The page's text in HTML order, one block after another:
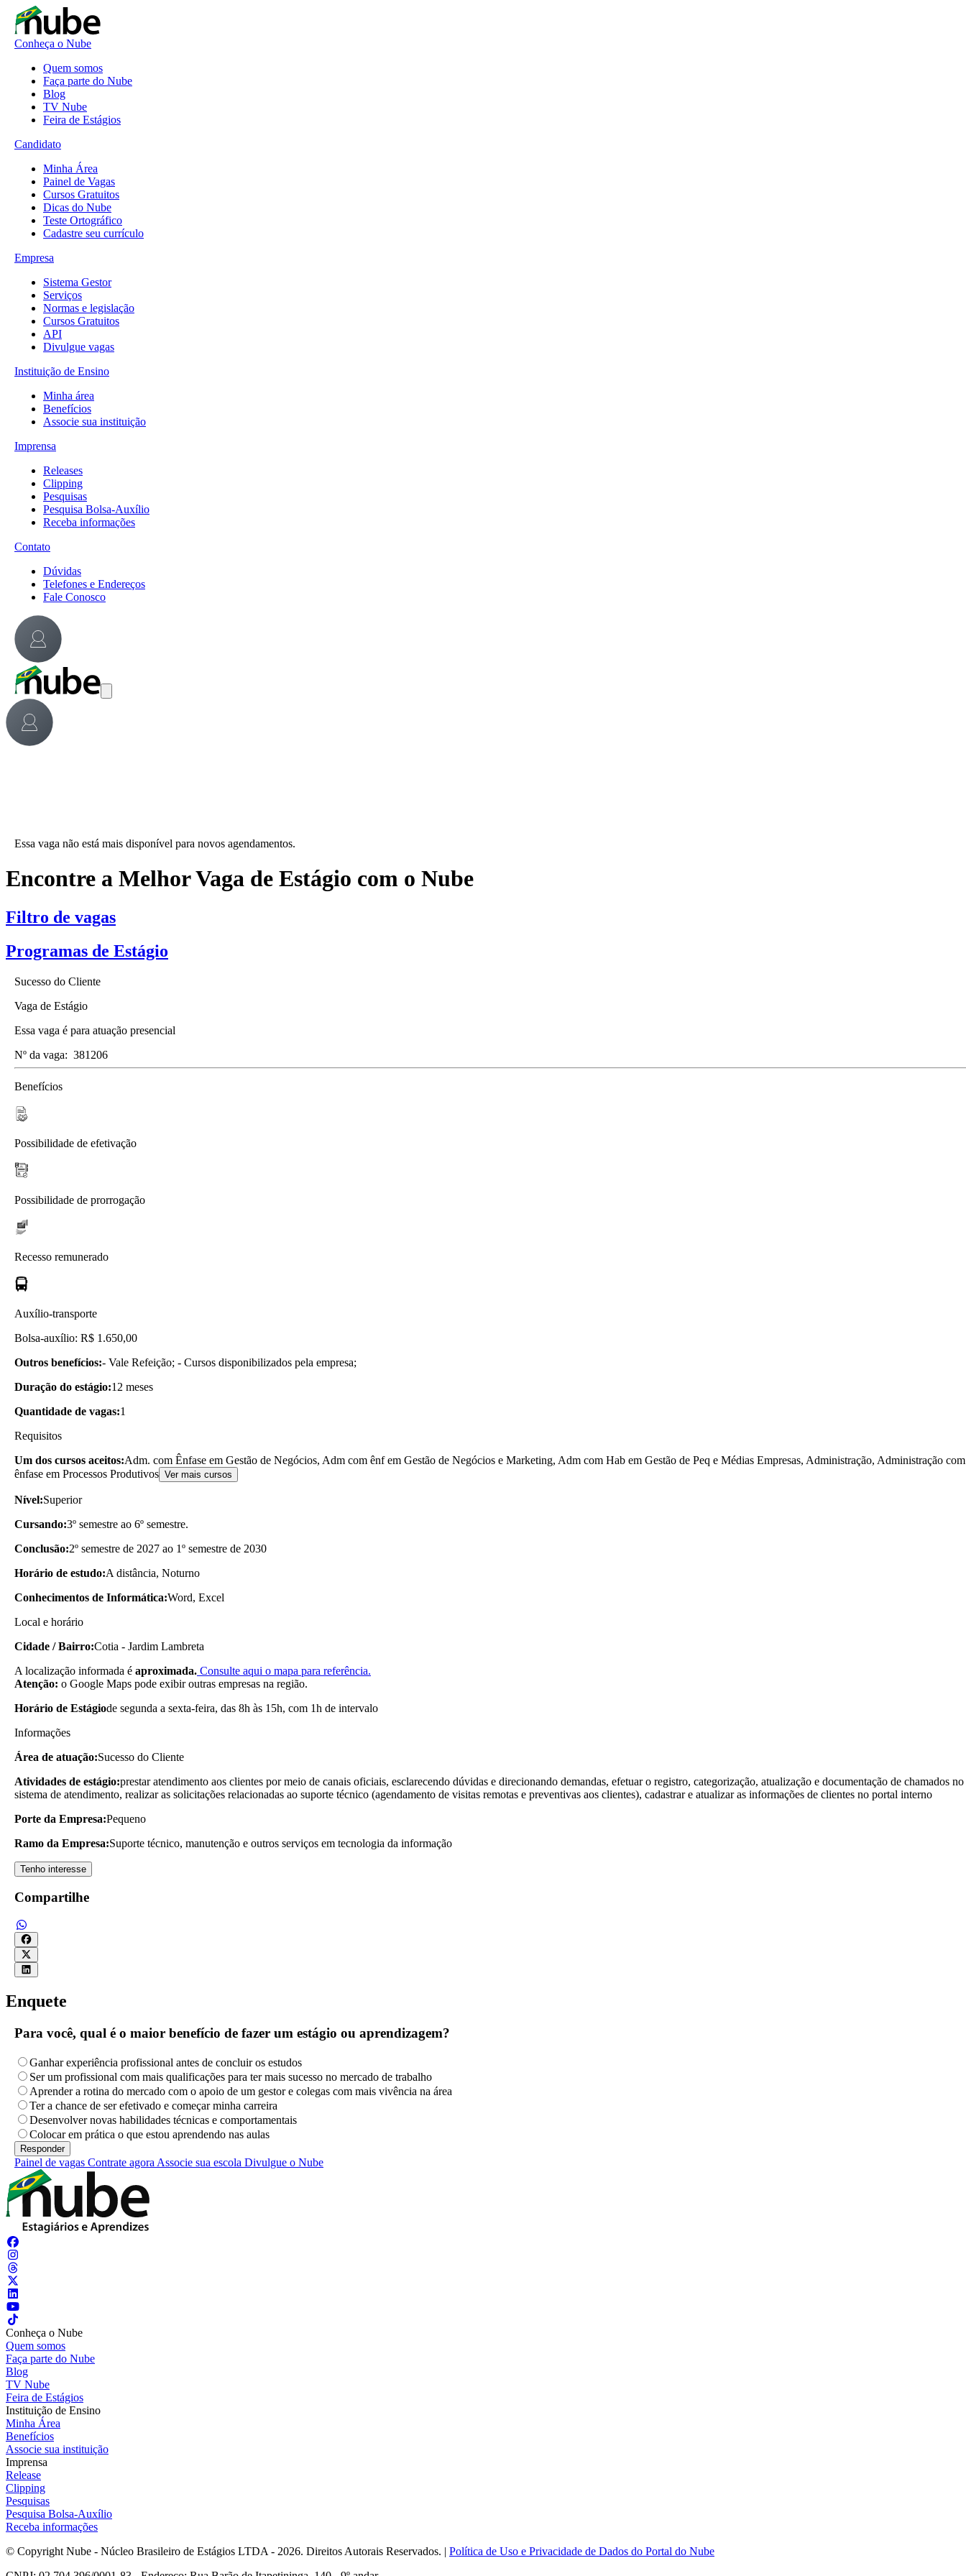
Conheça o Nube
Quem somos
Faça parte do Nube
Blog
TV Nube
Feira de Estágios
Candidato
Minha Área
Painel de Vagas
Cursos Gratuitos
Dicas do Nube
Teste Ortográfico
Cadastre seu currículo
Empresa
Sistema Gestor
Serviços
Normas e legislação
Cursos Gratuitos
API
Divulgue vagas
Instituição de Ensino
Minha área
Benefícios
Associe sua instituição
Imprensa
Releases
Clipping
Pesquisas
Pesquisa Bolsa-Auxílio
Receba informações
Contato
Dúvidas
Telefones e Endereços
Fale Conosco
Essa vaga não está mais disponível para novos agendamentos.
Encontre a Melhor Vaga de Estágio com o Nube
Filtro de vagas
Programas de Estágio
Sucesso do Cliente
Vaga de Estágio
Essa vaga é para atuação presencial
Nº da vaga: 381206
Benefícios
Possibilidade de efetivação
Possibilidade de prorrogação
Recesso remunerado
Auxílio-transporte
Bolsa-auxílio: R$ 1.650,00
Outros benefícios:- Vale Refeição; - Cursos disponibilizados pela empresa;
Duração do estágio:12 meses
Quantidade de vagas:1
Requisitos
Um dos cursos aceitos:Adm. com Ênfase em Gestão de Negócios, Adm com ênf em Gestão de Negócios e Marketing, Adm com Hab em Gestão de Peq e Médias Empresas, Administração, Administração com
ênfase em Processos Produtivos Ver mais cursos
Nível:Superior
Cursando:3º semestre ao 6º semestre.
Conclusão:2º semestre de 2027 ao 1º semestre de 2030
Horário de estudo:A distância, Noturno
Conhecimentos de Informática:Word, Excel
Local e horário
Cidade / Bairro:Cotia - Jardim Lambreta
A localização informada é aproximada. Consulte aqui o mapa para referência.
Atenção: o Google Maps pode exibir outras empresas na região.
Horário de Estágiode segunda a sexta-feira, das 8h às 15h, com 1h de intervalo
Informações
Área de atuação:Sucesso do Cliente
Atividades de estágio:prestar atendimento aos clientes por meio de canais oficiais, esclarecendo dúvidas e direcionando demandas, efetuar o registro, categorização, atualização e documentação de chamados no
sistema de atendimento, realizar as solicitações relacionadas ao suporte técnico (agendamento de visitas remotas e preventivas aos clientes), cadastrar e atualizar as informações de clientes no portal interno
Porte da Empresa:Pequeno
Ramo da Empresa:Suporte técnico, manutenção e outros serviços em tecnologia da informação
Tenho interesse
Compartilhe
Enquete
Para você, qual é o maior benefício de fazer um estágio ou aprendizagem?
Ganhar experiência profissional antes de concluir os estudos
Ser um profissional com mais qualificações para ter mais sucesso no mercado de trabalho
Aprender a rotina do mercado com o apoio de um gestor e colegas com mais vivência na área
Ter a chance de ser efetivado e começar minha carreira
Desenvolver novas habilidades técnicas e comportamentais
Colocar em prática o que estou aprendendo nas aulas
Painel de vagas Contrate agora Associe sua escola Divulgue o Nube
Conheça o Nube
Quem somos
Faça parte do Nube
Blog
TV Nube
Feira de Estágios
Instituição de Ensino
Minha Área
Benefícios
Associe sua instituição
Imprensa
Release
Clipping
Pesquisas
Pesquisa Bolsa-Auxílio
Receba informações
© Copyright Nube - Núcleo Brasileiro de Estágios LTDA - 2026. Direitos Autorais Reservados. | Política de Uso e Privacidade de Dados do Portal do Nube